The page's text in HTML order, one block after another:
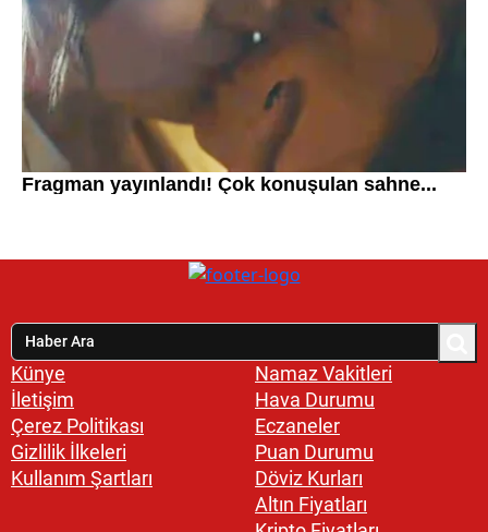
Künye
İletişim
Çerez Politikası
Gizlilik İlkeleri
Kullanım Şartları
Namaz Vakitleri
Hava Durumu
Eczaneler
Puan Durumu
Döviz Kurları
Altın Fiyatları